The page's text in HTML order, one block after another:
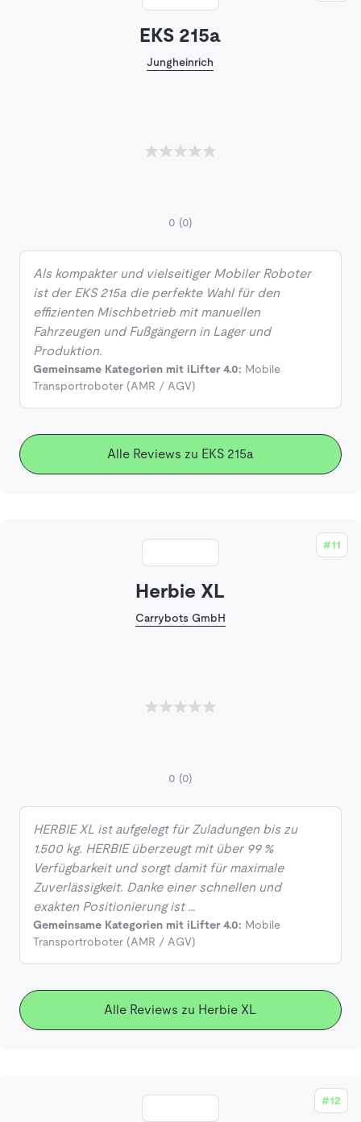
EKS 215a
Jungheinrich
0 (0)
Als kompakter und vielseitiger Mobiler Roboter
ist der EKS 215a die perfekte Wahl für den
effizienten Mischbetrieb mit manuellen
Fahrzeugen und Fußgängern in Lager und
Produktion.
Gemeinsame Kategorien mit iLifter 4.0: Mobile
Transportroboter (AMR / AGV)
Alle Reviews zu EKS 215a
#11
Herbie XL
Carrybots GmbH
0 (0)
HERBIE XL ist aufgelegt für Zuladungen bis zu
1.500 kg. HERBIE überzeugt mit über 99 %
Verfügbarkeit und sorgt damit für maximale
Zuverlässigkeit. Danke einer schnellen und
exakten Positionierung ist …
Gemeinsame Kategorien mit iLifter 4.0: Mobile
Transportroboter (AMR / AGV)
Alle Reviews zu Herbie XL
#12